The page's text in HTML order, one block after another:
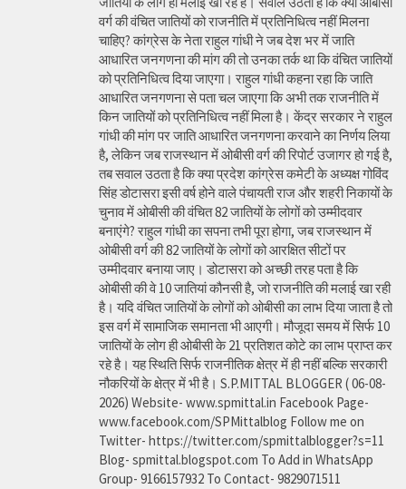
वर्ग की वंचित जातियों को राजनीति में प्रतिनिधित्व नहीं मिलना
चाहिए? कांग्रेस के नेता राहुल गांधी ने जब देश भर में जाति
आधारित जनगणना की मांग की तो उनका तर्क था कि वंचित जातियों
को प्रतिनिधित्व दिया जाएगा। राहुल गांधी कहना रहा कि जाति
आधारित जनगणना से पता चल जाएगा कि अभी तक राजनीति में
किन जातियों को प्रतिनिधित्व नहीं मिला है। केंद्र सरकार ने राहुल
गांधी की मांग पर जाति आधारित जनगणना करवाने का निर्णय लिया
है, लेकिन जब राजस्थान में ओबीसी वर्ग की रिपोर्ट उजागर हो गई है,
तब सवाल उठता है कि क्या प्रदेश कांग्रेस कमेटी के अध्यक्ष गोविंद
सिंह डोटासरा इसी वर्ष होने वाले पंचायती राज और शहरी निकायों के
चुनाव में ओबीसी की वंचित 82 जातियों के लोगों को उम्मीदवार
बनाएंगे? राहुल गांधी का सपना तभी पूरा होगा, जब राजस्थान में
ओबीसी वर्ग की 82 जातियों के लोगों को आरक्षित सीटों पर
उम्मीदवार बनाया जाए। डोटासरा को अच्छी तरह पता है कि
ओबीसी की वे 10 जातियां कौनसी है, जो राजनीति की मलाई खा रही
है। यदि वंचित जातियों के लोगों को ओबीसी का लाभ दिया जाता है तो
इस वर्ग में सामाजिक समानता भी आएगी। मौजूदा समय में सिर्फ 10
जातियों के लोग ही ओबीसी के 21 प्रतिशत कोटे का लाभ प्राप्त कर
रहे है। यह स्थिति सिर्फ राजनीतिक क्षेत्र में ही नहीं बल्कि सरकारी
नौकरियों के क्षेत्र में भी है। S.P.MITTAL BLOGGER ( 06-08-
2026) Website- www.spmittal.in Facebook Page-
www.facebook.com/SPMittalblog Follow me on
Twitter- https://twitter.com/spmittalblogger?s=11
Blog- spmittal.blogspot.com To Add in WhatsApp
Group- 9166157932 To Contact- 9829071511